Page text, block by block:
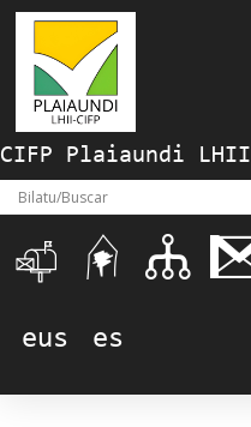
CIFP Plaiaundi LHII
eus es